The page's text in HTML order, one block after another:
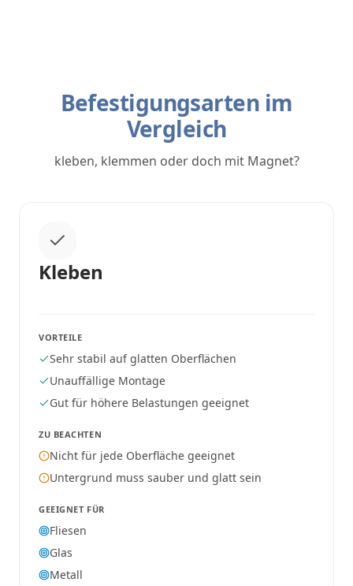
Befestigungsarten im
Vergleich
kleben, klemmen oder doch mit Magnet?
Kleben
VORTEILE
Sehr stabil auf glatten Oberflächen
Unauffällige Montage
Gut für höhere Belastungen geeignet
ZU BEACHTEN
Nicht für jede Oberfläche geeignet
Untergrund muss sauber und glatt sein
GEEIGNET FÜR
Fliesen
Glas
Metall